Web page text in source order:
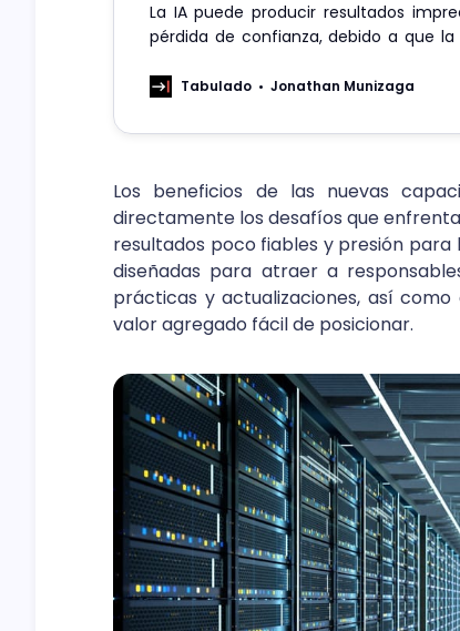
La IA puede producir resultados
pérdida de confianza, debido a que
bases de datos estructuradas.
Tabulado Jonathan Munizaga
Los beneficios de las nuevas
directamente los desafíos que
resultados poco fiables y presión para
diseñadas para atraer a
prácticas y actualizaciones, así
valor agregado fácil de posicionar.